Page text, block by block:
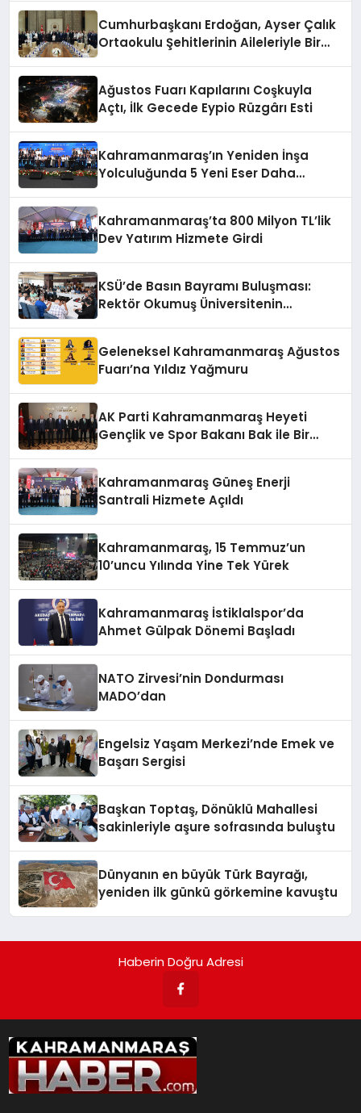
Cumhurbaşkanı Erdoğan, Ayser Çalık
Ortaokulu Şehitlerinin Aileleriyle Bir
Ağustos Fuarı Kapılarını Coşkuyla
Açtı, İlk Gecede Eypio Rüzgârı Esti
Kahramanmaraş’ın Yeniden İnşa
Yolculuğunda 5 Yeni Eser Daha
Kahramanmaraş’ta 800 Milyon TL’lik
Dev Yatırım Hizmete Girdi
KSÜ’de Basın Bayramı Buluşması:
Rektör Okumuş Üniversitenin
Geleneksel Kahramanmaraş Ağustos
Fuarı’na Yıldız Yağmuru
AK Parti Kahramanmaraş Heyeti
Gençlik ve Spor Bakanı Bak ile Bir
Kahramanmaraş Güneş Enerji
Santrali Hizmete Açıldı
Kahramanmaraş, 15 Temmuz’un
10’uncu Yılında Yine Tek Yürek
Kahramanmaraş İstiklalspor’da
Ahmet Gülpak Dönemi Başladı
NATO Zirvesi’nin Dondurması
MADO’dan
Engelsiz Yaşam Merkezi’nde Emek ve
Başarı Sergisi
Başkan Toptaş, Dönüklü Mahallesi
sakinleriyle aşure sofrasında buluştu
Dünyanın en büyük Türk Bayrağı,
yeniden ilk günkü görkemine kavuştu
Haberin Doğru Adresi